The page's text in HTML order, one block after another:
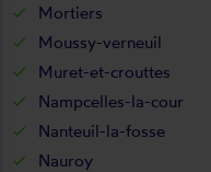
Mortiers
Moussy-verneuil
Muret-et-crouttes
Nampcelles-la-cour
Nanteuil-la-fosse
Nauroy